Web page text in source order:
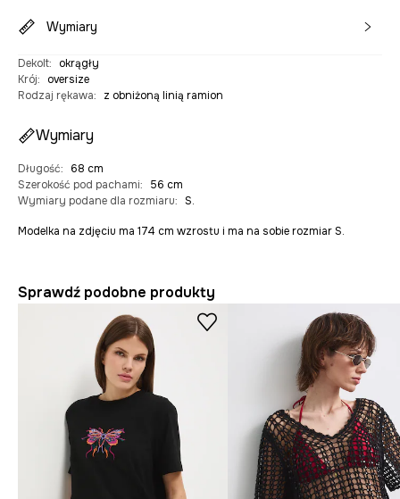
Wymiary
Dekolt:
okrągły
Krój:
oversize
Rodzaj rękawa: z obniżoną linią ramion
Wymiary
Długość:
68 cm
Szerokość pod pachami:
56 cm
Wymiary podane dla rozmiaru: S.
Modelka na zdjęciu ma 174 cm wzrostu i ma na sobie rozmiar S.
Sprawdź podobne produkty